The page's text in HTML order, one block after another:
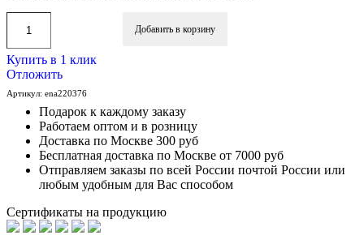
Добавить в корзину
Купить в 1 клик
Отложить
Артикул: ena220376
Подарок к каждому заказу
Работаем оптом и в розницу
Доставка по Москве 300 руб
Бесплатная доставка по Москве от 7000 руб
Отправляем заказы по всей России почтой России или
любым удобным для Вас способом
Сертификаты на продукцию